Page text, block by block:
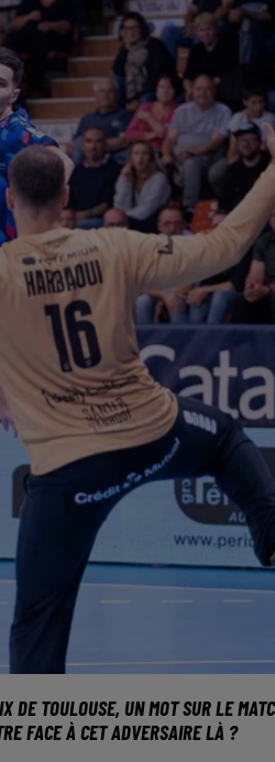
DE TOULOUSE, UN MOT SUR LE
FACE À CET ADVERSAIRE LÀ ?